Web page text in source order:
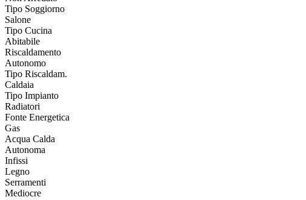
Tipo Soggiorno
Salone
Tipo Cucina
Abitabile
Riscaldamento
Autonomo
Tipo Riscaldam.
Caldaia
Tipo Impianto
Radiatori
Fonte Energetica
Gas
Acqua Calda
Autonoma
Infissi
Legno
Serramenti
Mediocre